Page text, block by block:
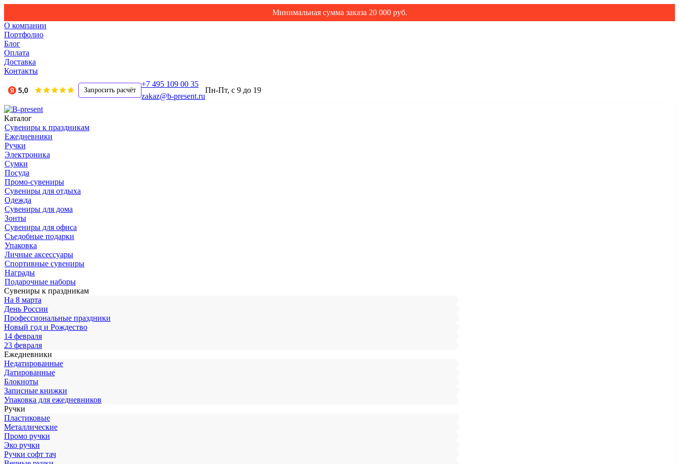
Минимальная сумма заказа 20 000 руб.
О компании
Портфолио
Блог
Оплата
Доставка
Контакты
Запросить расчёт
+7 495 109 00 35
zakaz@b-present.ru
Пн-Пт, с 9 до 19
Каталог
Сувениры к праздникам
Ежедневники
Ручки
Электроника
Сумки
Посуда
Промо-сувениры
Сувениры для отдыха
Одежда
Сувениры для дома
Зонты
Сувениры для офиса
Съедобные подарки
Упаковка
Личные аксессуары
Спортивные сувениры
Награды
Подарочные наборы
Сувениры к праздникам
На 8 марта
День России
Профессиональные праздники
Новый год и Рождество
14 февраля
23 февраля
Ежедневники
Недатированные
Датированные
Блокноты
Записные книжки
Упаковка для ежедневников
Ручки
Пластиковые
Металлические
Промо ручки
Эко ручки
Ручки софт тач